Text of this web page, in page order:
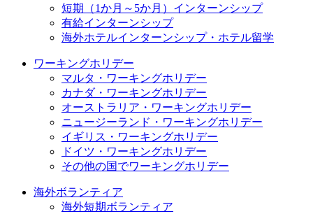
短期（1か月～5か月）インターンシップ
有給インターンシップ
海外ホテルインターンシップ・ホテル留学
ワーキングホリデー
マルタ・ワーキングホリデー
カナダ・ワーキングホリデー
オーストラリア・ワーキングホリデー
ニュージーランド・ワーキングホリデー
イギリス・ワーキングホリデー
ドイツ・ワーキングホリデー
その他の国でワーキングホリデー
海外ボランティア
海外短期ボランティア